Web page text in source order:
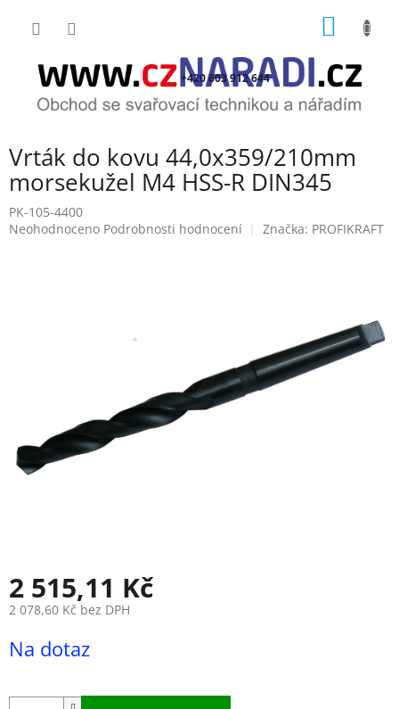
+420 603 912 644
Vrták do kovu 44,0x359/210mm
morsekužel M4 HSS-R DIN345
PK-105-4400
Průměrné
Neohodnoceno Podrobnosti hodnocení Značka: PROFIKRAFT
2 515,11 Kč
2 078,60 Kč bez DPH
cena:
Na dotaz